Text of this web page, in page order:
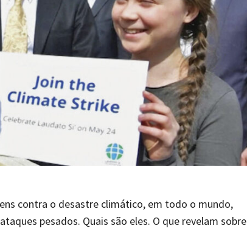
contra o desastre climático, em todo o mundo,
pesados. Quais são eles. O que revelam sobre